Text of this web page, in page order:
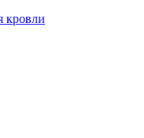
кровли